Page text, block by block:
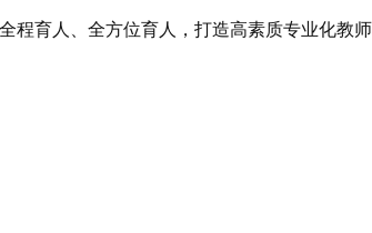
育人、全方位育人，打造高素质专业化教师